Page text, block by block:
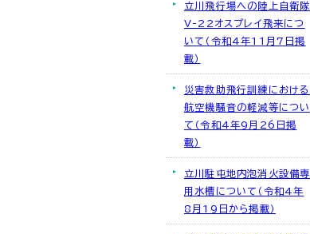
立川飛行場への陸上自衛隊
V-22オスプレイ飛来につ
いて（令和4年11月7日掲
載）
災害救助飛行訓練における
航空機騒音の軽減等につい
て（令和4年9月26日掲
載）
立川駐屯地内泡消火設備専
用水槽について（令和4年
8月19日から掲載）